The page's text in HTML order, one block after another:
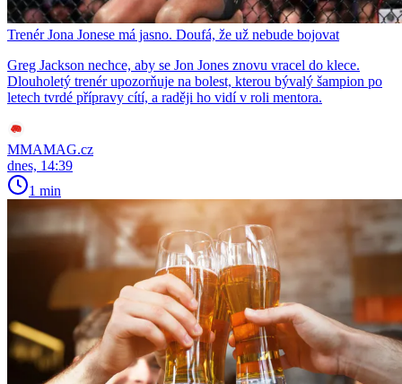
Trenér Jona Jonese má jasno. Doufá, že už nebude bojovat
Greg Jackson nechce, aby se Jon Jones znovu vracel do klece.
Dlouholetý trenér upozorňuje na bolest, kterou bývalý šampion po
letech tvrdé přípravy cítí, a raději ho vidí v roli mentora.
MMAMAG.cz
dnes, 14:39
1 min